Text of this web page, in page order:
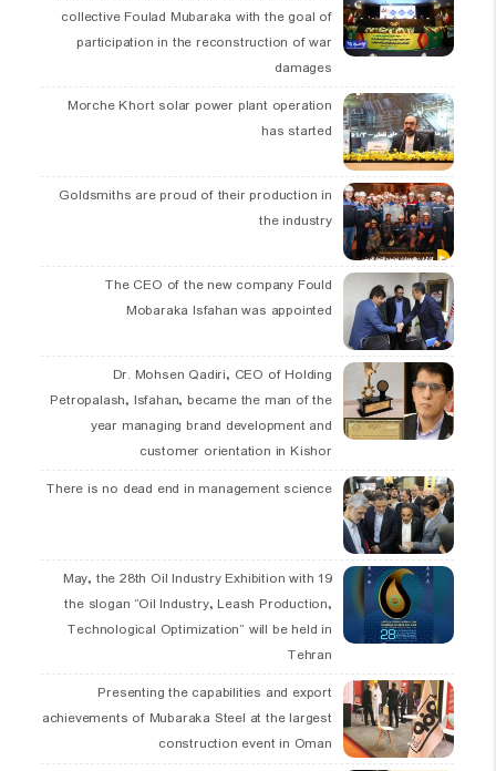
collective Foulad Mubaraka with the goal of
participation in the reconstruction of war
damages
Morche Khort solar power plant operation
has started
Goldsmiths are proud of their production in
the industry
The CEO of the new company Fould
Mobaraka Isfahan was appointed
Dr. Mohsen Qadiri, CEO of Holding
Petropalash, Isfahan, became the man of the
year managing brand development and
customer orientation in Kishor
There is no dead end in management science
19 May, the 28th Oil Industry Exhibition with
the slogan “Oil Industry, Leash Production,
Technological Optimization” will be held in
Tehran
Presenting the capabilities and export
achievements of Mubaraka Steel at the largest
construction event in Oman